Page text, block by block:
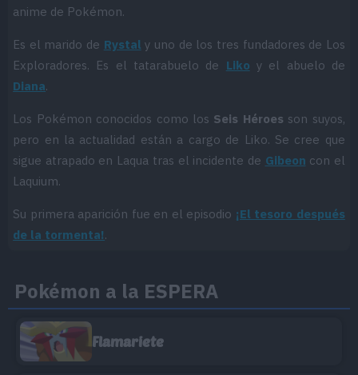
anime de Pokémon.
Es el marido de Rystal y uno de los tres fundadores de Los
Exploradores. Es el tatarabuelo de Liko y el abuelo de
Diana.
Los Pokémon conocidos como los Seis Héroes son suyos,
pero en la actualidad están a cargo de Liko. Se cree que
sigue atrapado en Laqua tras el incidente de Gibeon con el
Laquium.
Su primera aparición fue en el episodio ¡El tesoro después
de la tormenta!.
Pokémon a la ESPERA
Flamariete